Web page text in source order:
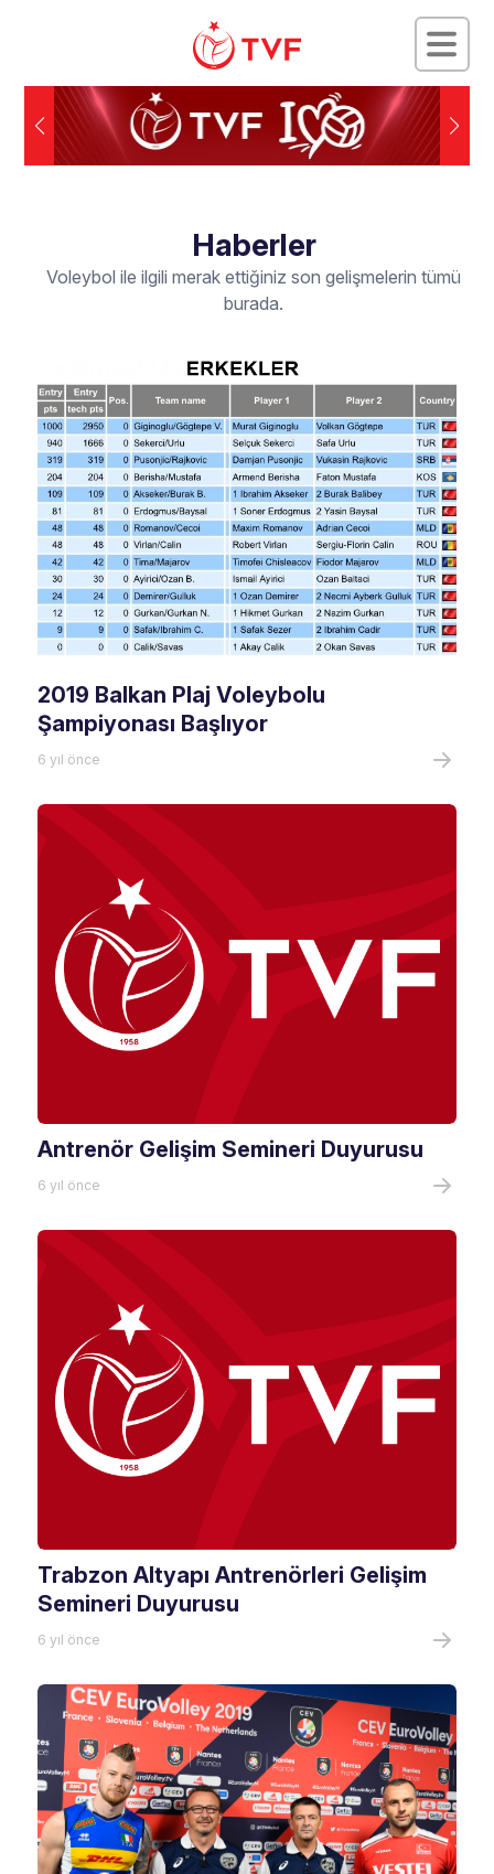
Haberler
Voleybol ile ilgili merak ettiğiniz son gelişmelerin tümü
burada.
2019 Balkan Plaj Voleybolu
Şampiyonası Başlıyor
6 yıl önce
Antrenör Gelişim Semineri Duyurusu
6 yıl önce
Trabzon Altyapı Antrenörleri Gelişim
Semineri Duyurusu
6 yıl önce